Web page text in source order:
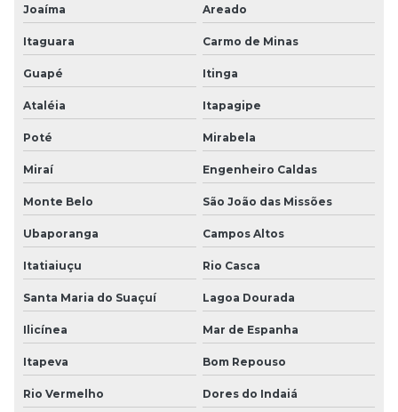
Joaíma Areado
Itaguara Carmo de Minas
Guapé Itinga
Ataléia Itapagipe
Poté Mirabela
Miraí Engenheiro Caldas
Monte Belo São João das Missões
Ubaporanga Campos Altos
Itatiaiuçu Rio Casca
Santa Maria do Suaçuí Lagoa Dourada
Ilicínea Mar de Espanha
Itapeva Bom Repouso
Rio Vermelho Dores do Indaiá